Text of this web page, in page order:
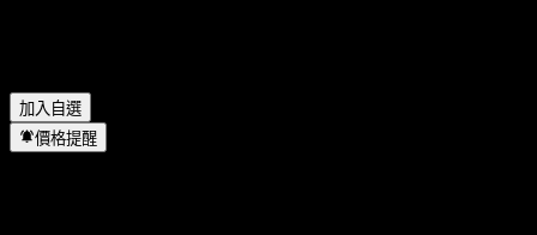
加入自選
價格提醒